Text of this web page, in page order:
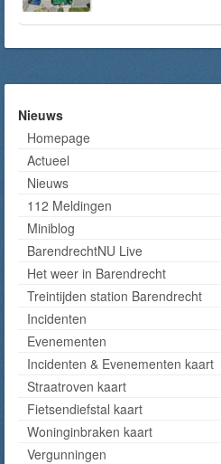
Nieuws
Homepage
Actueel
Nieuws
112 Meldingen
Miniblog
BarendrechtNU Live
Het weer in Barendrecht
Treintijden station Barendrecht
Incidenten
Evenementen
Incidenten & Evenementen kaart
Straatroven kaart
Fietsendiefstal kaart
Woninginbraken kaart
Vergunningen